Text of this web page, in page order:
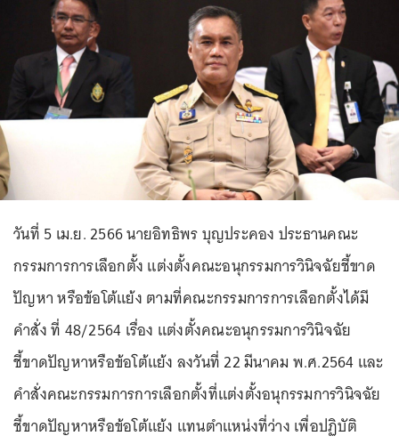
วันที่ 5 เม.ย. 2566 นายอิทธิพร บุญประคอง ประธานคณะ
กรรมการการเลือกตั้ง แต่งตั้งคณะอนุกรรมการวินิจฉัยชี้ขาด
ปัญหา หรือข้อโต้แย้ง ตามที่คณะกรรมการการเลือกตั้งได้มี
คำสั่ง ที่ 48/2564 เรื่อง แต่งตั้งคณะอนุกรรมการวินิจฉัย
ชี้ขาดปัญหาหรือข้อโต้แย้ง ลงวันที่ 22 มีนาคม พ.ศ.2564 และ
คำสั่งคณะกรรมการการเลือกตั้งที่แต่งตั้งอนุกรรมการวินิจฉัย
ชี้ขาดปัญหาหรือข้อโต้แย้ง แทนตำแหน่งที่ว่าง เพื่อปฏิบัติ